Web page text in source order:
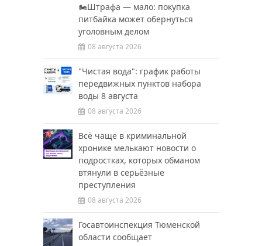
🏍️Штрафа — мало: покупка
питбайка может обернуться
уголовным делом
08 августа 2026
"Чистая вода": график работы
передвижных пунктов набора
воды 8 августа
08 августа 2026
Всё чаще в криминальной
хронике мелькают новости о
подростках, которых обманом
втянули в серьёзные
преступления
08 августа 2026
Госавтоинспекция Тюменской
области сообщает